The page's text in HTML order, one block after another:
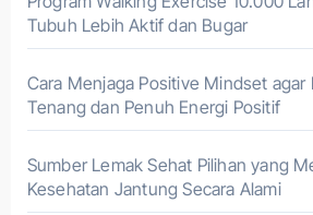
Tubuh Lebih Aktif dan Bugar
Cara Menjaga Positive Mindset agar
Tenang dan Penuh Energi Positif
Sumber Lemak Sehat Pilihan yang
Kesehatan Jantung Secara Alami